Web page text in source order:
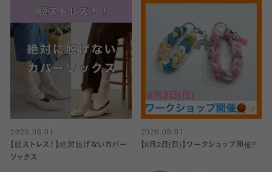
2026.08.01
【脱ストレス！】絶対脱げないカバー
ソックス
2026.08.01
【8月2日(日)】ワークショップ開催‼️